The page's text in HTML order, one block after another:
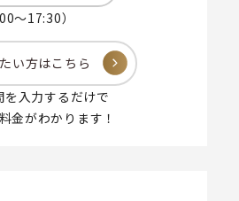
～17:30）
い方はこちら
を入力するだけで
金がわかります！